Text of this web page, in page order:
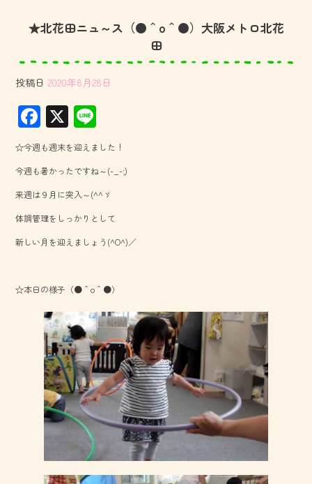
★北花田ニュ～ス（●＾o＾●）大阪メトロ北花
田
投稿日 2020年8月28日
F
ac
e
b
o
ok
X
ne
☆今週も週末を迎えました！
今週も暑かったですね～(-_-;)
来週は９月に突入～(^^ゞ
体調管理をしっかりとして
新しい月を迎えましょう(^O^)／
☆本日の様子（●＾o＾●）